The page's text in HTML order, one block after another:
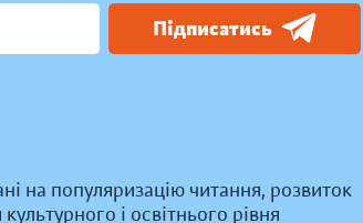
Підписатись
на популяризацію читання, розвиток
і освітнього рівня